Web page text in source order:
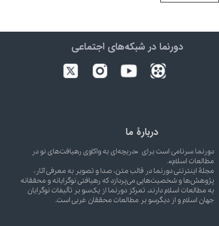
دورنما در شبکه‌های اجتماعی
دربارۀ ما
دورنما سرنامی است برای «دریچه‌ای به واکاوی رهیافت‌های نو در
مطالعات اسلام».
مجلۀ اینترنتی دورنما در قالب متن، صدا و تصویر به معرفی آثار،
پژوهش‌ها و شخصیت‌هایی می‌پردازد که رهیافتی نوگرایانه و محققانه
به مطالعات اسلام دارند. تمرکز دورنما از یک‌سو بر تألیفات نوگرایان
جهان اسلام و از دیگرسو بر مطالعات محققان غربی است.